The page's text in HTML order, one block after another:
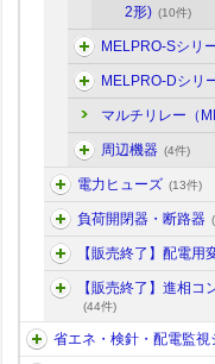
2形) (10件)
MELPRO-Sシリ
MELPRO-Dシリ
マルチリレー（
周辺機器 (4件)
電力ヒューズ (13件)
負荷開閉器・断路器
【販売終了】配電用
【販売終了】進相コ
(44件)
省エネ・検針・配電監視